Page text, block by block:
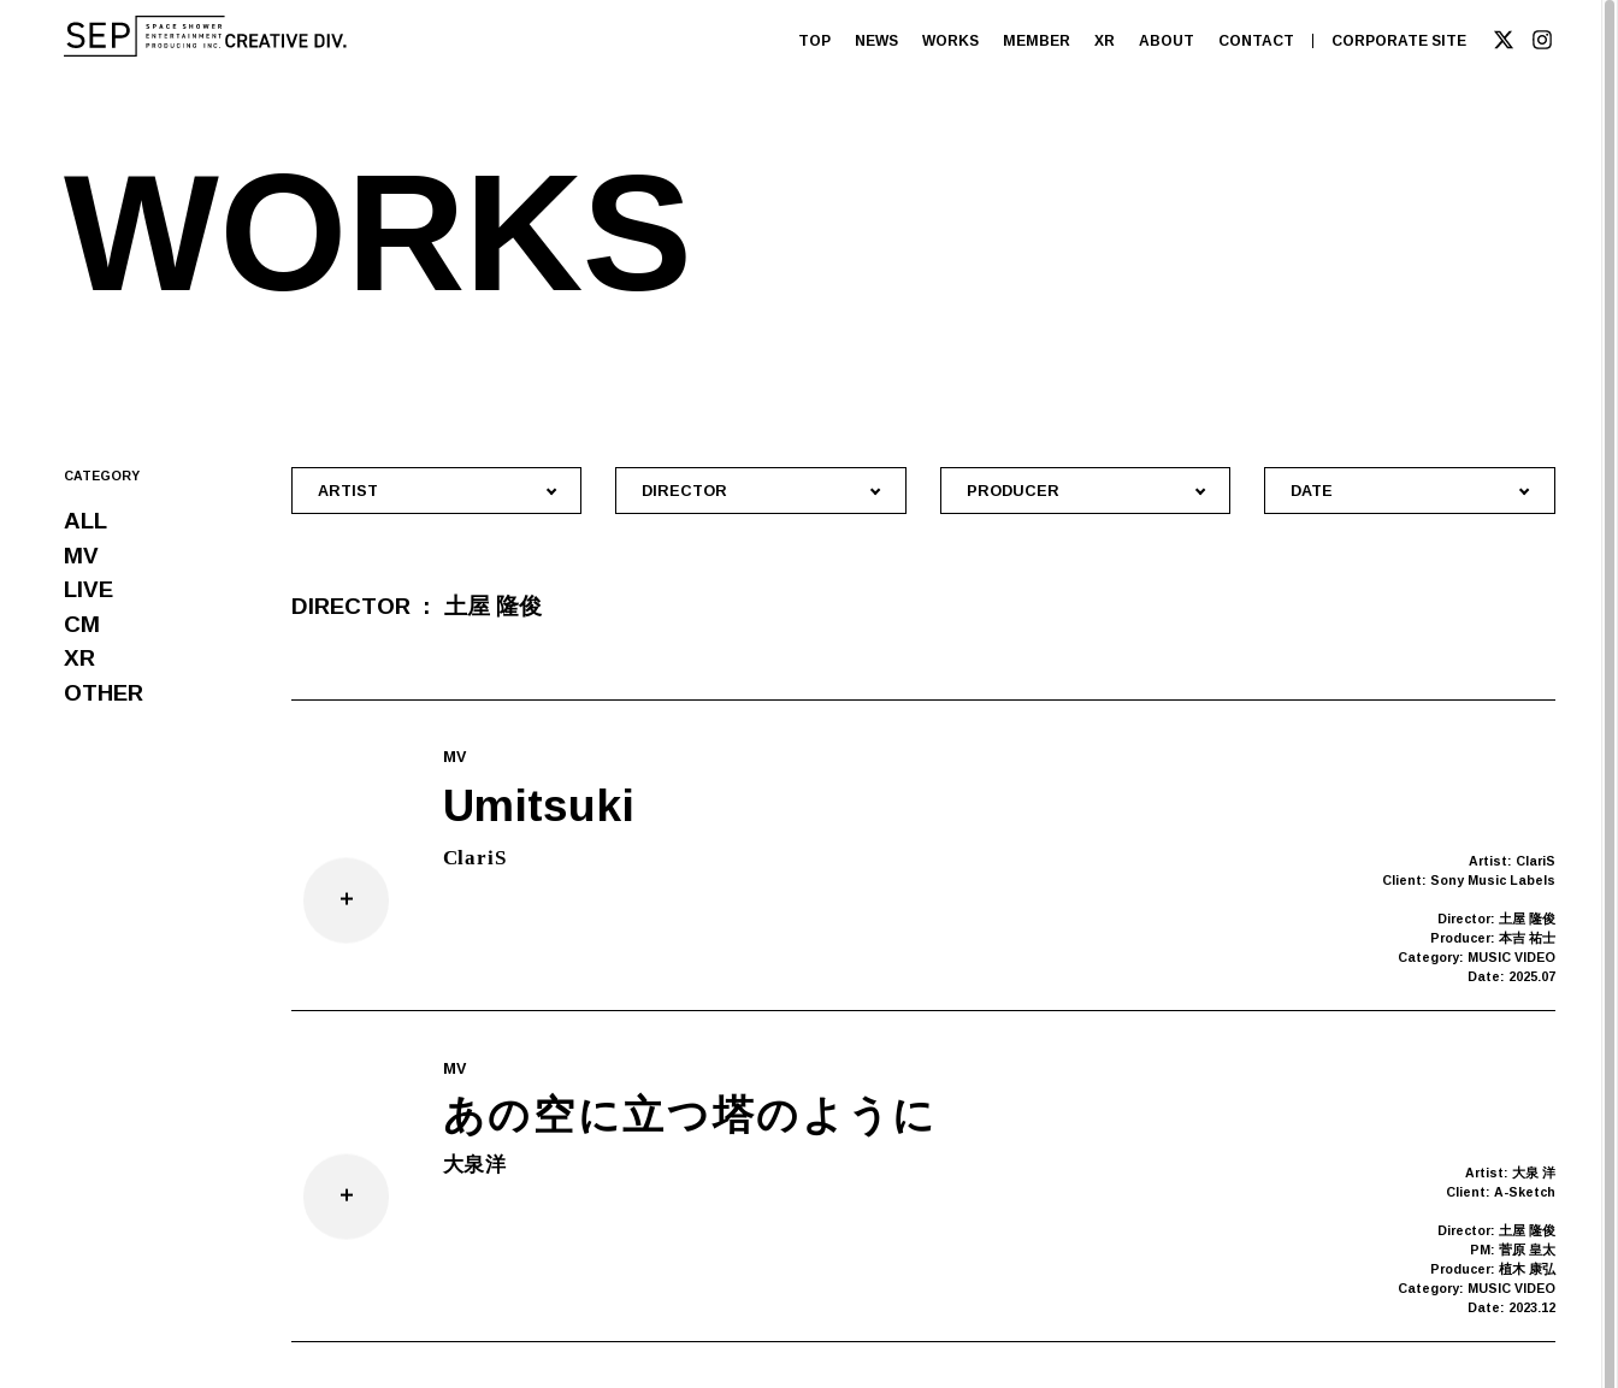
TOP NEWS WORKS MEMBER XR ABOUT CONTACT CORPORATE SITE
WORKS
CATEGORY
ALL
MV
LIVE
CM
XR
OTHER
ARTIST DIRECTOR PRODUCER DATE
DIRECTOR 土屋 隆俊
MV
Umitsuki
ClariS
Artist: ClariS
Client: Sony Music Labels
Director: 土屋 隆俊
Producer: 本吉 祐士
Category: MUSIC VIDEO
Date: 2025.07
MV
あの空に立つ塔のように
大泉洋
Artist: 大泉 洋
Client: A-Sketch
Director: 土屋 隆俊
PM: 菅原 皇太
Producer: 植木 康弘
Category: MUSIC VIDEO
Date: 2023.12